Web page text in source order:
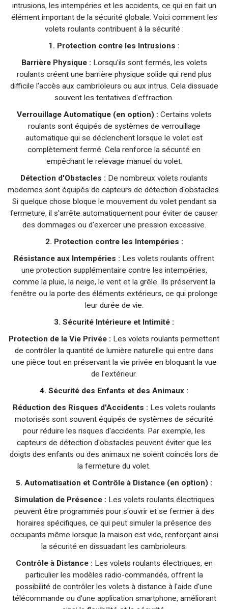
intrusions, les intempéries et les accidents, ce qui en fait un
élément important de la sécurité globale. Voici comment les
volets roulants contribuent à la sécurité :
1. Protection contre les Intrusions :
Barrière Physique : Lorsqu'ils sont fermés, les volets
roulants créent une barrière physique solide qui rend plus
difficile l'accès aux cambrioleurs ou aux intrus. Cela dissuade
souvent les tentatives d'effraction.
Verrouillage Automatique (en option) : Certains volets
roulants sont équipés de systèmes de verrouillage
automatique qui se déclenchent lorsque le volet est
complètement fermé. Cela renforce la sécurité en
empêchant le relevage manuel du volet.
Détection d'Obstacles : De nombreux volets roulants
modernes sont équipés de capteurs de détection d'obstacles.
Si quelque chose bloque le mouvement du volet pendant sa
fermeture, il s'arrête automatiquement pour éviter de causer
des dommages ou d'exercer une pression excessive.
2. Protection contre les Intempéries :
Résistance aux Intempéries : Les volets roulants offrent
une protection supplémentaire contre les intempéries,
comme la pluie, la neige, le vent et la grêle. Ils préservent la
fenêtre ou la porte des éléments extérieurs, ce qui prolonge
leur durée de vie.
3. Sécurité Intérieure et Intimité :
Protection de la Vie Privée : Les volets roulants permettent
de contrôler la quantité de lumière naturelle qui entre dans
une pièce tout en préservant la vie privée en bloquant la vue
de l'extérieur.
4. Sécurité des Enfants et des Animaux :
Réduction des Risques d'Accidents : Les volets roulants
motorisés sont souvent équipés de systèmes de sécurité
pour réduire les risques d'accidents. Par exemple, les
capteurs de détection d'obstacles peuvent éviter que les
doigts des enfants ou des animaux ne soient coincés lors de
la fermeture du volet.
5. Automatisation et Contrôle à Distance (en option) :
Simulation de Présence : Les volets roulants électriques
peuvent être programmés pour s'ouvrir et se fermer à des
horaires spécifiques, ce qui peut simuler la présence des
occupants même lorsque la maison est vide, renforçant ainsi
la sécurité en dissuadant les cambrioleurs.
Contrôle à Distance : Les volets roulants électriques, en
particulier les modèles radio-commandés, offrent la
possibilité de contrôler les volets à distance à l'aide d'une
télécommande ou d'une application smartphone, améliorant